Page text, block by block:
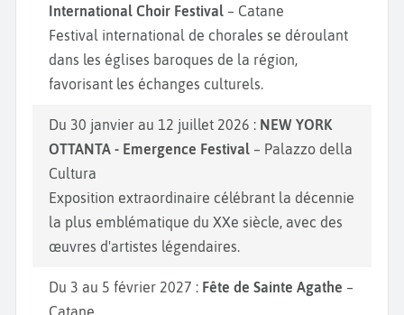
International Choir Festival – Catane
Festival international de chorales se déroulant
dans les églises baroques de la région,
favorisant les échanges culturels.
Du 30 janvier au 12 juillet 2026 : NEW YORK
OTTANTA - Emergence Festival – Palazzo della
Cultura
Exposition extraordinaire célébrant la décennie
la plus emblématique du XXe siècle, avec des
œuvres d'artistes légendaires.
Du 3 au 5 février 2027 : Fête de Sainte Agathe –